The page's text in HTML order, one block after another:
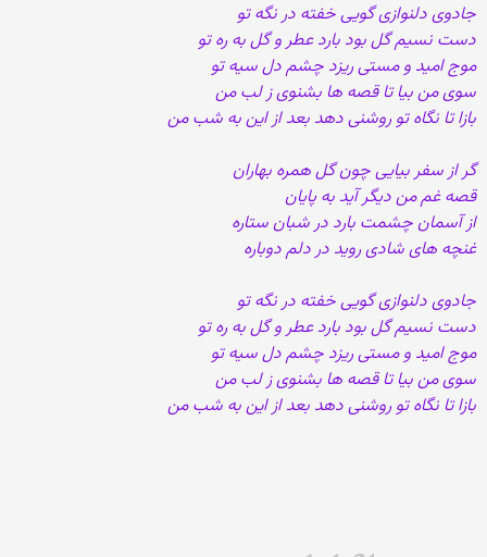
جادوی دلنوازی گویی خفته در نگه تو
دست نسیم گل بود بارد عطر و گل به ره تو
موج امید و مستی ریزد چشم دل سیه تو
سوی من بیا تا قصه ها بشنوی ز لب من
بازا تا نگاه تو روشنی دهد بعد از این به شب من
گر از سفر بیایی چون گل همره بهاران
قصه غم من دیگر آید به پایان
از آسمان چشمت بارد در شبان ستاره
غنچه های شادی روید در دلم دوباره
جادوی دلنوازی گویی خفته در نگه تو
دست نسیم گل بود بارد عطر و گل به ره تو
موج امید و مستی ریزد چشم دل سیه تو
سوی من بیا تا قصه ها بشنوی ز لب من
بازا تا نگاه تو روشنی دهد بعد از این به شب من